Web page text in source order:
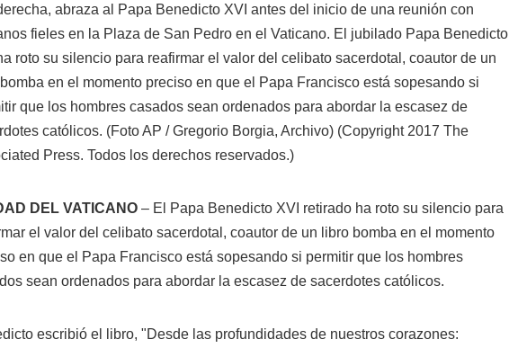
abraza al Papa Benedicto XVI antes del inicio de una reunión con
fieles en la Plaza de San Pedro en el Vaticano. El jubilado Papa Benedicto
roto su silencio para reafirmar el valor del celibato sacerdotal, coautor de un
bomba en el momento preciso en que el Papa Francisco está sopesando si
que los hombres casados sean ordenados para abordar la escasez de
católicos. (Foto AP / Gregorio Borgia, Archivo) (Copyright 2017 The
Press. Todos los derechos reservados.)
DEL VATICANO – El Papa Benedicto XVI retirado ha roto su silencio para
el valor del celibato sacerdotal, coautor de un libro bomba en el momento
en que el Papa Francisco está sopesando si permitir que los hombres
sean ordenados para abordar la escasez de sacerdotes católicos.
escribió el libro, "Desde las profundidades de nuestros corazones: